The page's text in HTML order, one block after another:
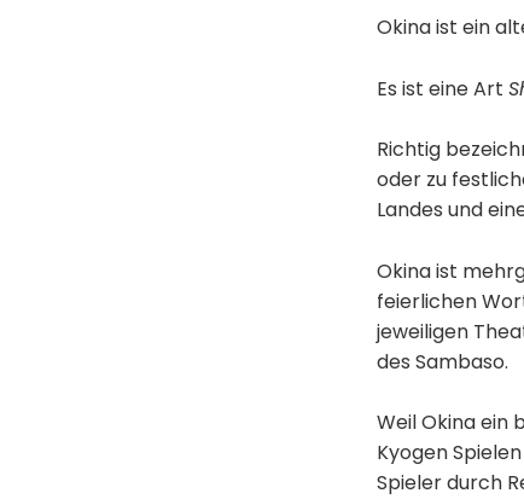
Okina ist ein
Es ist eine Art
Richtig
oder zu
Landes und
Okina ist
feierlichen
jeweiligen
des Sambaso.
Weil Okina ein
Kyogen
Spieler durch